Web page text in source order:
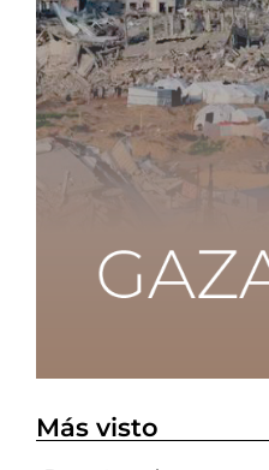
Más visto